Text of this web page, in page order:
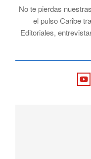
No te pierdas
el pulso Caribe
Editoriales,